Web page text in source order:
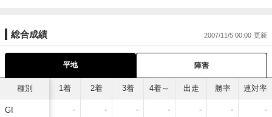
総合成績 2007/11/5 00:00
平地 障害
種別
GI
1着 2着 3着 4着～ 出走 勝率 連対率
- - - - - - -